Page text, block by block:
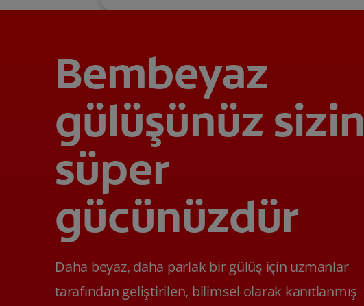
Bembeyaz
gülüşünüz sizin
süper
gücünüzdür
Daha beyaz, daha parlak bir gülüş için uzmanlar
tarafından geliştirilen, bilimsel olarak kanıtlanmış